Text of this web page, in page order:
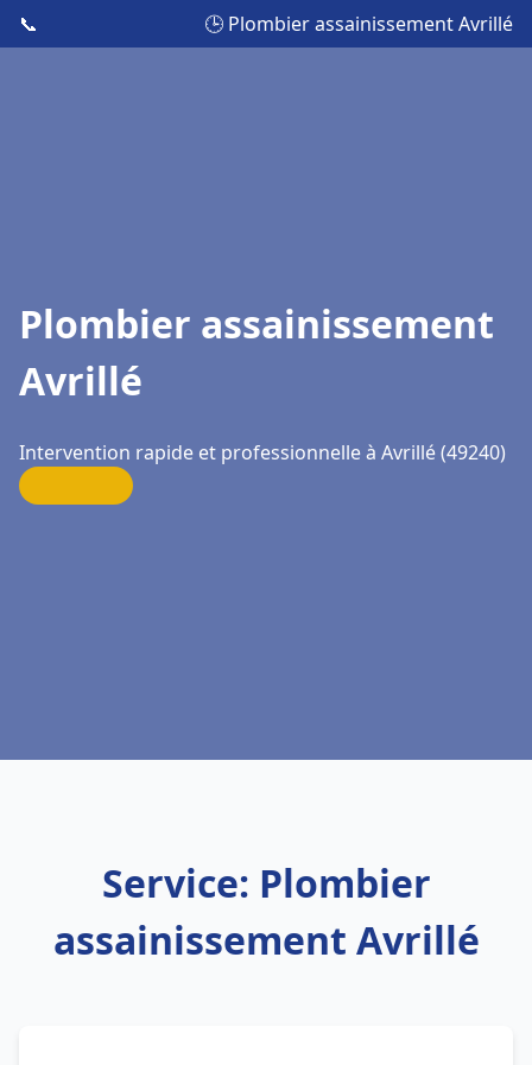
📞 🕒 Plombier assainissement Avrillé
Plombier assainissement
Avrillé
Intervention rapide et professionnelle à Avrillé (49240)
Service: Plombier
assainissement Avrillé